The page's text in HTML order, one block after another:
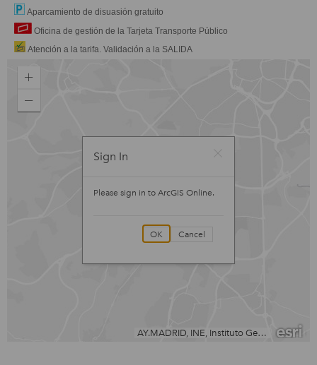
Aparcamiento de disuasión gratuito
Oficina de gestión de la Tarjeta Transporte Público
Atención a la tarifa. Validación a la SALIDA